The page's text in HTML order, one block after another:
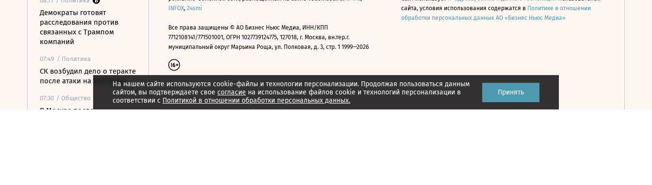
Демократы готовят
расследования против
связанных с Трампом
компаний
07:49 / Политика
СК возбудил дело о теракте
после атаки на Белгород
07:30 / Общество
В Москве после
На нашем сайте используются cookie-файлы и технологии персонализации. Продолжая пользоваться данным
сайтом, вы подтверждаете свое согласие на использование файлов cookie и технологий персонализации в
соответствии с Политикой в отношении обработки персональных данных.
Принять
INFOX, 24smi
Все права защищены © АО Бизнес Ньюс Медиа, ИНН/КПП
7712108141/771501001, ОГРН 1027739124775, 127018, г. Москва, вн.тер.г.
муниципальный округ Марьина Роща, ул. Полковая, д. 3, стр. 1 1999—2026
сайта, условия использования содержатся в Политике в отношении
обработки персональных данных АО «Бизнес Ньюс Медиа»